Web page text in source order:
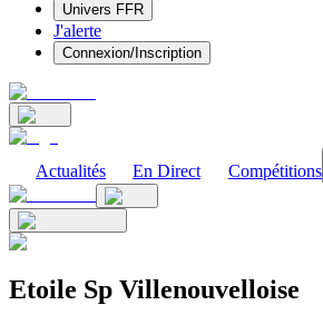
Univers FFR
J'alerte
Connexion/Inscription
Actualités En Direct Compétitions
Etoile Sp Villenouvelloise